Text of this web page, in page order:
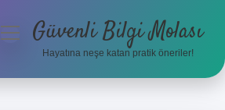
menüyüGüvenli Bilgi Molası
Hayatına neşe katan pratik öneriler!